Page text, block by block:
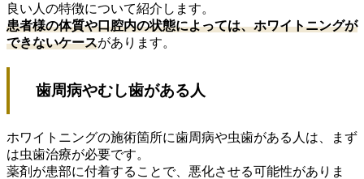
良い人の特徴について紹介します。
患者様の体質や口腔内の状態によっては、ホワイトニングが
できないケースがあります。
歯周病やむし歯がある人
ホワイトニングの施術箇所に歯周病や虫歯がある人は、まず
は虫歯治療が必要です。
薬剤が患部に付着することで、悪化させる可能性がありま